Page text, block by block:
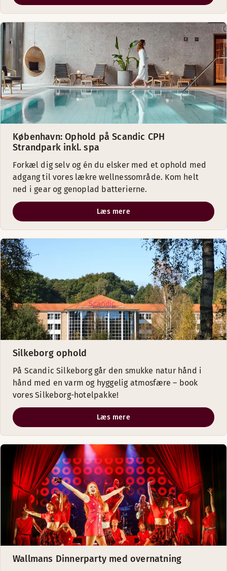
København: Ophold på Scandic CPH
Strandpark inkl. spa
Forkæl dig selv og én du elsker med et ophold med
adgang til vores lækre wellnessområde. Kom helt
ned i gear og genoplad batterierne.
Læs mere
Silkeborg ophold
På Scandic Silkeborg går den smukke natur hånd i
hånd med en varm og hyggelig atmosfære – book
vores Silkeborg-hotelpakke!
Læs mere
Wallmans Dinnerparty med overnatning